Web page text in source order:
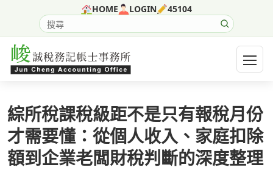
HOME LOGIN 45104
搜尋網站內容
開啟
綜所稅課稅級距不是只有報稅月份
才需要懂：從個人收入、家庭扣除
額到企業老闆財稅判斷的深度整理